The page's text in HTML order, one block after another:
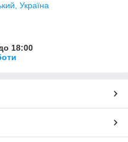
Україна
18:00